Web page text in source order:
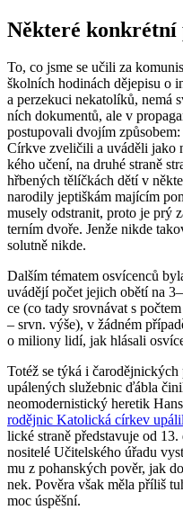
Ně­kte­ré
To, co jsme se učili za
škol­ních ho­di­nách dě­je­pi­su o
a per­ze­ku­ci ne­ka­to­lí­ků, nemá
ních do­ku­men­tů, ale v
po­stu­po­va­li dvo­jím způ­so­bem:
Církve zve­li­či­li a uvá­dě­li
ké­ho učení, na druhé stra­ně
hřbe­ných tě­líč­kách dětí v
na­ro­di­ly jep­tiš­kám ma­jí­cím
mu­se­ly od­stra­nit, proto je prý
ter­ním dvoře. Jenže nikde
so­lut­ně nikde.
Dal­ším té­ma­tem osví­ce­n­ců
uvá­dě­jí počet je­jich obětí na
ce (co tady srov­ná­vat s
– srvn. výše), v žád­ném
o mi­li­o­ny lidí, jak hlá­sa­li
Totéž se týká i ča­ro­děj­nic­kých
upá­le­ných slu­žeb­nic ďábla
ne­o­mo­der­nis­tic­ký he­re­tik
ro­děj­nic Ka­to­lic­ká cír­kev
lic­ké stra­ně před­sta­vu­je od
no­si­te­lé Uči­tel­ské­ho úřadu
mu z po­han­ských pověr, jak
nek. Po­vě­ra však měla pří­liš
moc úspěš­ní.